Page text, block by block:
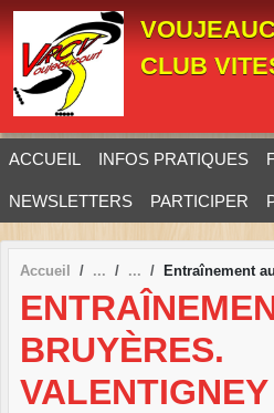
CLUB
ACCUEIL INFOS PRATIQUES
NEWSLETTERS PARTICIPER
Accueil Entraînement
BRUYÈRES.
VALENTIGNEY
Panneau de gestion des cookies